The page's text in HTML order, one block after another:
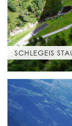
SCHLEGEIS